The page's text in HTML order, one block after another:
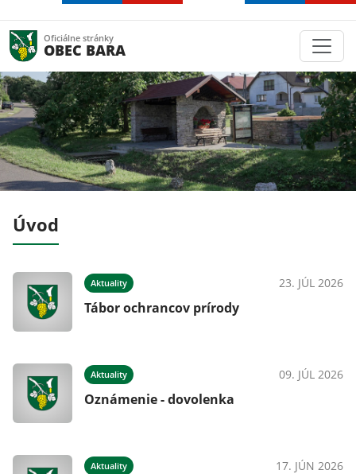
Oficiálne stránky
OBEC BARA
Úvod
Aktuality 23. JÚL 2026
Tábor ochrancov prírody
Aktuality 09. JÚL 2026
Oznámenie - dovolenka
Aktuality 17. JÚN 2026